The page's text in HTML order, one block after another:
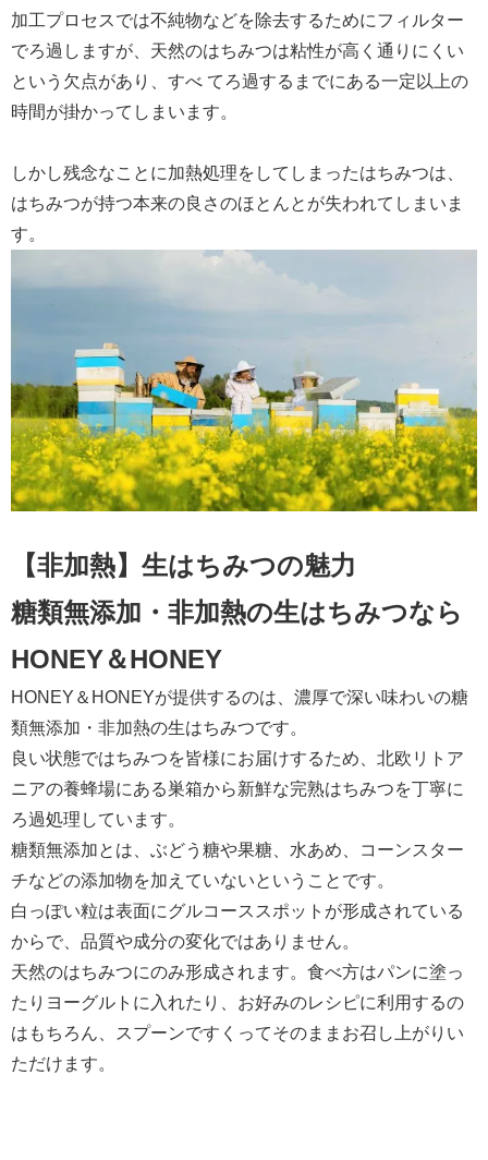
加工プロセスでは不純物などを除去するためにフィルター
でろ過しますが、天然のはちみつは粘性が高く通りにくい
という欠点があり、すべ てろ過するまでにある一定以上の
時間が掛かってしまいます。
しかし残念なことに加熱処理をしてしまったはちみつは、
はちみつが持つ本来の良さのほとんとが失われてしまいま
す。
【非加熱】生はちみつの魅力
糖類無添加・非加熱の生はちみつなら
HONEY＆HONEY
HONEY＆HONEYが提供するのは、濃厚で深い味わいの糖
類無添加・非加熱の生はちみつです。
良い状態ではちみつを皆様にお届けするため、北欧リトア
ニアの養蜂場にある巣箱から新鮮な完熟はちみつを丁寧に
ろ過処理しています。
糖類無添加とは、ぶどう糖や果糖、水あめ、コーンスター
チなどの添加物を加えていないということです。
白っぽい粒は表面にグルコーススポットが形成されている
からで、品質や成分の変化ではありません。
天然のはちみつにのみ形成されます。食べ方はパンに塗っ
たりヨーグルトに入れたり、お好みのレシピに利用するの
はもちろん、スプーンですくってそのままお召し上がりい
ただけます。